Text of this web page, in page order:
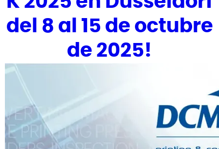
del 8 al 15 de octubre
de 2025!